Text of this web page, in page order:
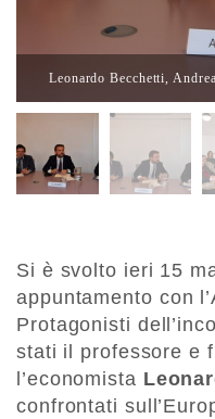
Leonardo Becchetti,
Si è svolto ieri 15
appuntamento con
Protagonisti
stati il professore e
l’economista
confrontati